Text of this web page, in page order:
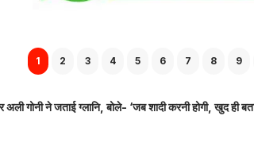
1 2 3 4 5 6 7 8 9
अली गोनी ने जताई ग्लानि, बोले- ‘जब शादी करनी होगी, खुद ही